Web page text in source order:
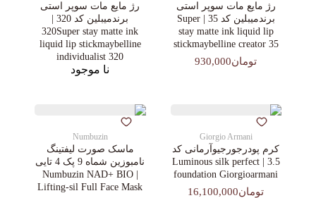
رژ مایع مات سوپر استی‌
برندمیبلین کد 35 | Super
stay matte ink liquid lip
stickmaybelline creator 35
تومان930,000
رژ مایع مات سوپر استی‌
برندمیبلین کد 320 |
320Super stay matte ink
liquid lip stickmaybelline
individualist 320
نا موجود
Giorgio Armani
کرم پودرجورجیوآرمانی کد
3.5 | Luminous silk perfect
foundation Giorgioarmani
تومان16,100,000
Numbuzin
ماسک صورت لیفتینگ
نامبوزین شماه 9 پک 4 تایی
| Numbuzin NAD+ BIO
Lifting-sil Full Face Mask